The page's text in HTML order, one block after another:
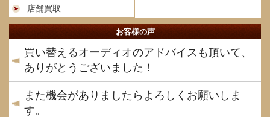
店舗買取
お客様の声
買い替えるオーディオのアドバイスも頂いて、
ありがとうございました！
また機会がありましたらよろしくお願いしま
す。